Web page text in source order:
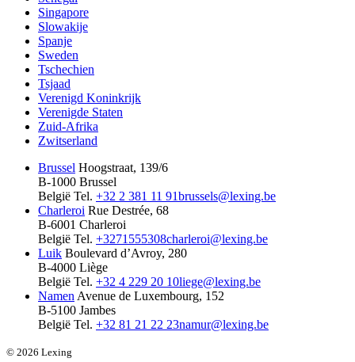
Singapore
Slowakije
Spanje
Sweden
Tschechien
Tsjaad
Verenigd Koninkrijk
Verenigde Staten
Zuid-Afrika
Zwitserland
Brussel Hoogstraat, 139/6
B-1000 Brussel
België Tel. +32 2 381 11 91brussels@lexing.be
Charleroi Rue Destrée, 68
B-6001 Charleroi
België Tel. +3271555308charleroi@lexing.be
Luik Boulevard d’Avroy, 280
B-4000 Liège
België Tel. +32 4 229 20 10liege@lexing.be
Namen Avenue de Luxembourg, 152
B-5100 Jambes
België Tel. +32 81 21 22 23namur@lexing.be
© 2026 Lexing